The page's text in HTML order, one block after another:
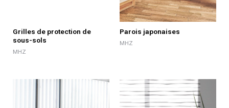
Grilles de protection de
sous-sols
MHZ
Parois japonaises
MHZ